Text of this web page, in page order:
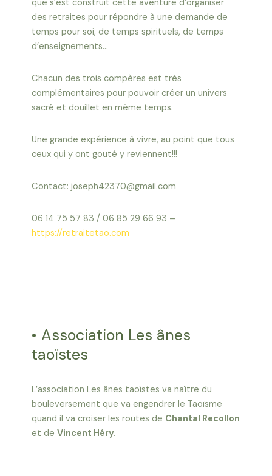
que s’est construit cette aventure d’organiser
des retraites pour répondre à une demande de
temps pour soi, de temps spirituels, de temps
d’enseignements…
Chacun des trois compères est très
complémentaires pour pouvoir créer un univers
sacré et douillet en même temps.
Une grande expérience à vivre, au point que tous
ceux qui y ont gouté y reviennent!!!
Contact: joseph42370@gmail.com
06 14 75 57 83 / 06 85 29 66 93 –
https://retraitetao.com
• Association Les ânes
taoïstes
L’association Les ânes taoïstes va naître du
bouleversement que va engendrer le Taoïsme
quand il va croiser les routes de Chantal Recollon
et de Vincent Héry.